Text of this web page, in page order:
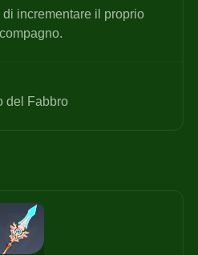
di incrementare il proprio
del Fabbro